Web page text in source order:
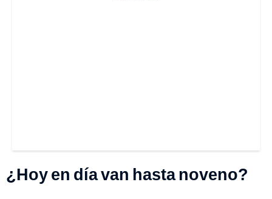
¿Hoy en día van hasta noveno?